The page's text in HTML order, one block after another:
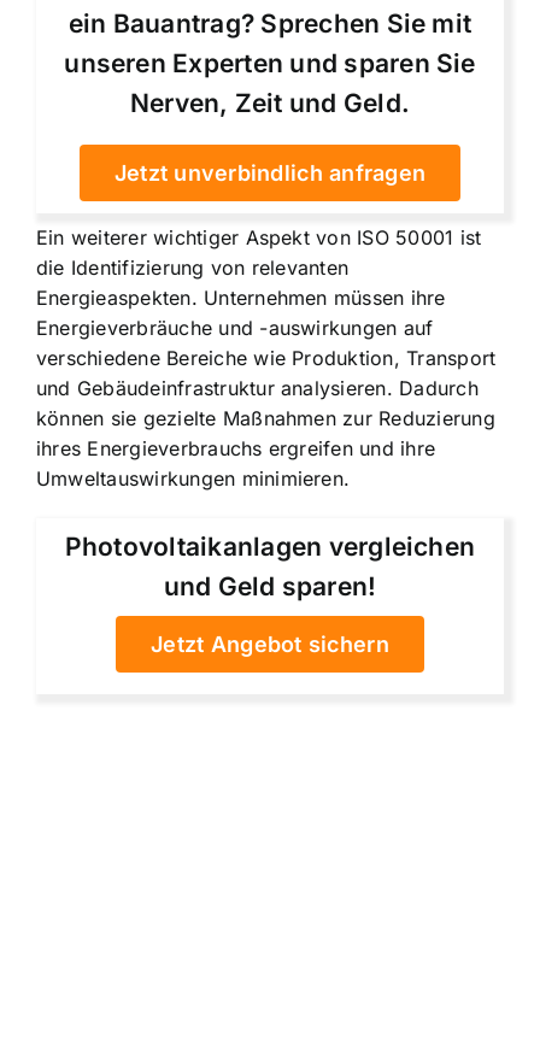
ein Bauantrag? Sprechen Sie mit
unseren Experten und sparen Sie
Nerven, Zeit und Geld.
Jetzt unverbindlich anfragen
Ein weiterer wichtiger Aspekt von ISO 50001 ist
die Identifizierung von relevanten
Energieaspekten. Unternehmen müssen ihre
Energieverbräuche und -auswirkungen auf
verschiedene Bereiche wie Produktion, Transport
und Gebäudeinfrastruktur analysieren. Dadurch
können sie gezielte Maßnahmen zur Reduzierung
ihres Energieverbrauchs ergreifen und ihre
Umweltauswirkungen minimieren.
Photovoltaikanlagen vergleichen
und Geld sparen!
Jetzt Angebot sichern